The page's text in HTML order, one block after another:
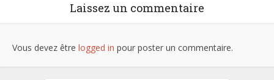
Laissez un commentaire
Vous devez être logged in pour poster un commentaire.